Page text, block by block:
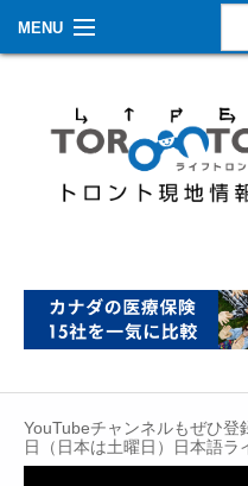
MENU
生活情報
その他
イベントカレンダー
About Us
YouTubeチャンネルもぜひ登
日（日本は土曜日）日本語ラ